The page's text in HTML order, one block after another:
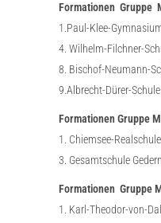
Formationen Gruppe
1.Paul-Klee-
4. Wilhelm-Filchner-
8. Bischof-Neumann-
9.Albrecht-Dürer-
Formationen Gruppe
1. Chiemsee-
3. Gesamtschule Gedern
Formationen Gruppe
1. Karl-Theodor-von-